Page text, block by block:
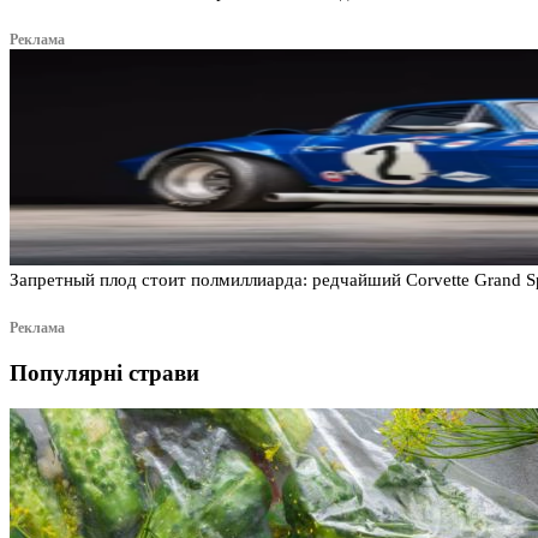
Реклама
Запретный плод стоит полмиллиарда: редчайший Corvette Grand
Реклама
Популярні страви